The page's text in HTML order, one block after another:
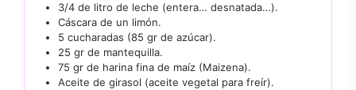
3/4 de litro de leche (entera… desnatada…).
Cáscara de un limón.
5 cucharadas (85 gr de azúcar).
25 gr de mantequilla.
75 gr de harina fina de maíz (Maizena).
Aceite de girasol (aceite vegetal para freír).